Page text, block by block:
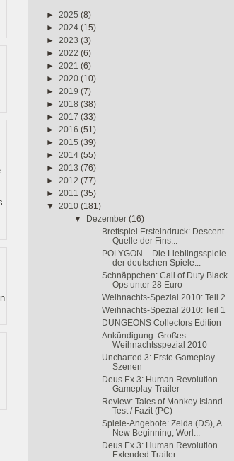
► 2025 (8)
► 2024 (15)
► 2023 (3)
► 2022 (6)
► 2021 (6)
► 2020 (10)
► 2019 (7)
► 2018 (38)
► 2017 (33)
► 2016 (51)
► 2015 (39)
► 2014 (55)
► 2013 (76)
► 2012 (77)
► 2011 (35)
▼ 2010 (181)
▼ Dezember(16)
Brettspiel Ersteindruck: Descent –
Quelle der Fins...
POLYGON – Die Lieblingsspiele
der deutschen Spiele...
Schnäppchen: Call of Duty Black
Ops unter 28 Euro
Weihnachts-Spezial 2010: Teil 2
Weihnachts-Spezial 2010: Teil 1
DUNGEONS Collectors Edition
Ankündigung: Großes
Weihnachtsspezial 2010
Uncharted 3: Erste Gameplay-
Szenen
Deus Ex 3: Human Revolution
Gameplay-Trailer
Review: Tales of Monkey Island -
Test / Fazit (PC)
Spiele-Angebote: Zelda (DS), A
New Beginning, Worl...
Deus Ex 3: Human Revolution
Extended Trailer